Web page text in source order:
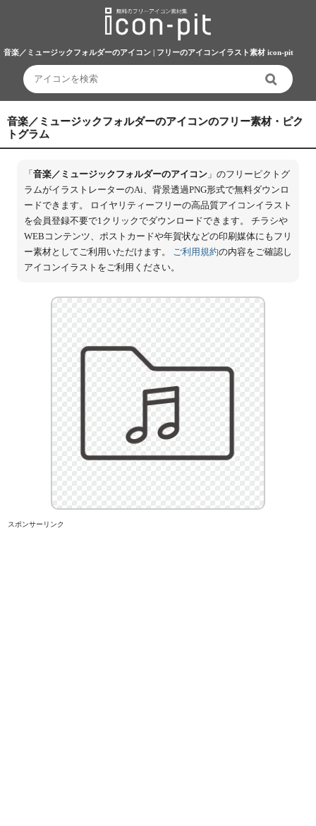
音楽／ミュージックフォルダーのアイコン | フリーのアイコンイラスト素材 icon-pit
音楽／ミュージックフォルダーのアイコンのフリー素材・ピク
トグラム
「 音楽／ミュージックフォルダーのアイコン」のフリーピクトグ
ラムがイラストレーターのAi、背景透過PNG形式で無料ダウンロ
ードできます。 ロイヤリティーフリーの高品質アイコンイラスト
を会員登録不要で1クリックでダウンロードできます。 チラシや
WEBコンテンツ、ポストカードや年賀状などの印刷媒体にもフリ
ー素材としてご利用いただけます。 ご利用規約の内容をご確認し
アイコンイラストをご利用ください。
スポンサーリンク